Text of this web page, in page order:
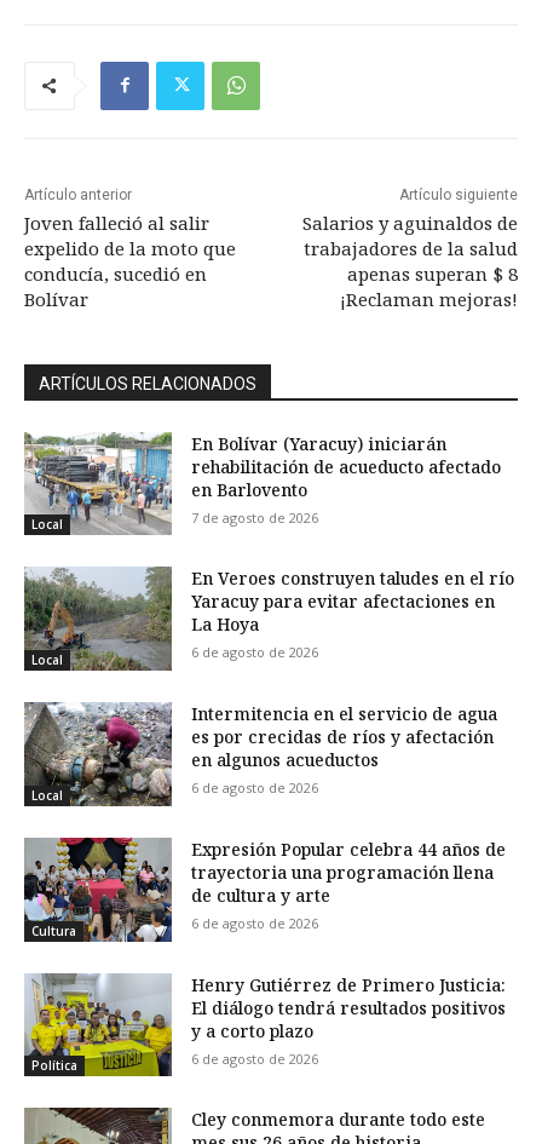
Artículo anterior
Joven falleció al salir
expelido de la moto que
conducía, sucedió en
Bolívar
Artículo siguiente
Salarios y aguinaldos de
trabajadores de la salud
apenas superan $ 8
¡Reclaman mejoras!
ARTÍCULOS RELACIONADOS
Local
En Bolívar (Yaracuy) iniciarán
rehabilitación de acueducto afectado
en Barlovento
7 de agosto de 2026
Local
En Veroes construyen taludes en el río
Yaracuy para evitar afectaciones en
La Hoya
6 de agosto de 2026
Local
Intermitencia en el servicio de agua
es por crecidas de ríos y afectación
en algunos acueductos
6 de agosto de 2026
Cultura
Expresión Popular celebra 44 años de
trayectoria una programación llena
de cultura y arte
6 de agosto de 2026
Política
Henry Gutiérrez de Primero Justicia:
El diálogo tendrá resultados positivos
y a corto plazo
6 de agosto de 2026
Cley conmemora durante todo este